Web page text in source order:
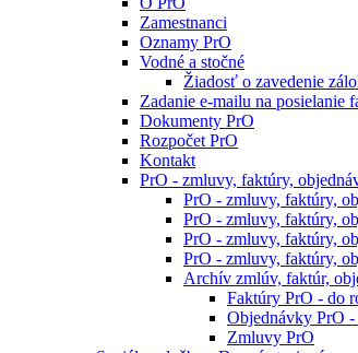
Zamestnanci
Oznamy PrO
Vodné a stočné
Žiadosť o zavedenie
Zadanie e-mailu na posielanie
Dokumenty PrO
Rozpočet PrO
Kontakt
PrO - zmluvy, faktúry,
PrO - zmluvy, faktúry,
PrO - zmluvy, faktúry,
PrO - zmluvy, faktúry,
PrO - zmluvy, faktúry,
Archív zmlúv, faktúr,
Faktúry PrO - do
Objednávky PrO
Zmluvy PrO